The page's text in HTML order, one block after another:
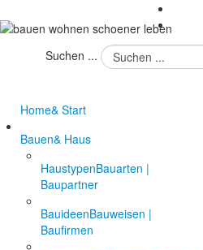
Suchen ...
Home& Start
Bauen& Haus
HaustypenBauarten |
Baupartner
BauideenBauweisen |
Baufirmen